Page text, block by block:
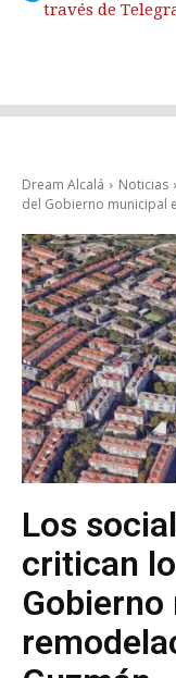
través de